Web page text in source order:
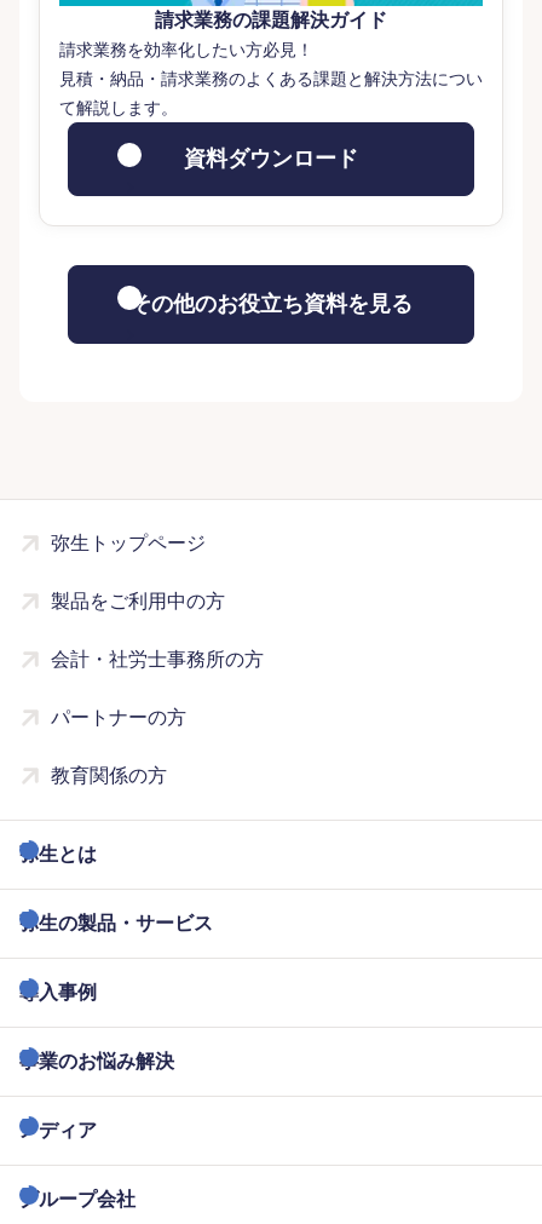
請求業務の課題解決ガイド
請求業務を効率化したい方必見！
見積・納品・請求業務のよくある課題と解決方法につい
て解説します。
資料ダウンロード
その他のお役立ち資料を見る
弥生トップページ
製品をご利用中の方
会計・社労士事務所の方
パートナーの方
教育関係の方
弥生とは
弥生の製品・サービス
導入事例
事業のお悩み解決
メディア
グループ会社